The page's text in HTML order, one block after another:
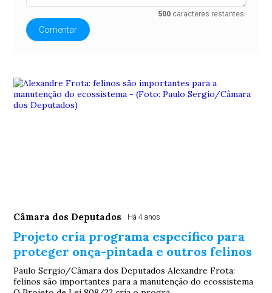
500 caracteres restantes.
Comentar
Câmara dos Deputados Há 4 anos
Projeto cria programa específico para
proteger onça-pintada e outros felinos
Paulo Sergio/Câmara dos Deputados Alexandre Frota:
felinos são importantes para a manutenção do ecossistema